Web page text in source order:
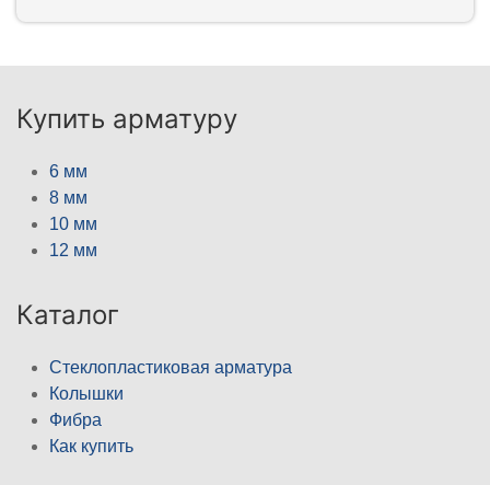
Купить арматуру
6 мм
8 мм
10 мм
12 мм
Каталог
Стеклопластиковая арматура
Колышки
Фибра
Как купить